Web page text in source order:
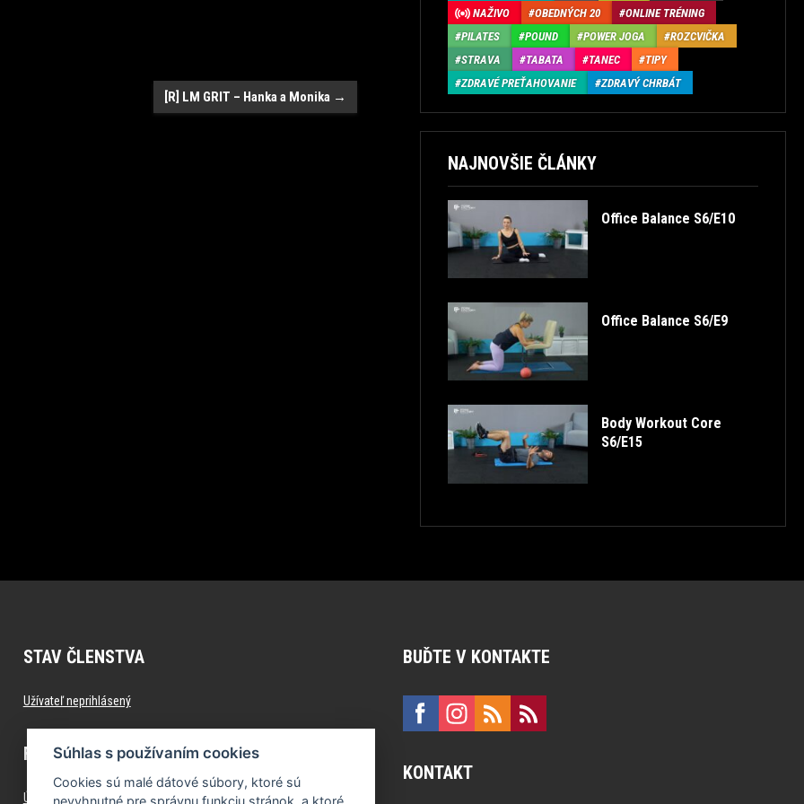
[R] LM GRIT – Hanka a Monika →
NAŽIVO
OBEDNÝCH 20
ONLINE TRÉNING
PILATES
POUND POWER JOGA
ROZCVIČKA
STRAVA
TABATA TANEC
TIPY
ZDRAVÉ PREŤAHOVANIE
ZDRAVÝ CHRBÁT
NAJNOVŠIE ČLÁNKY
Office Balance S6/E10
Office Balance S6/E9
Body Workout Core
S6/E15
STAV ČLENSTVA
Užívateľ neprihlásený
FITNESS.FORMFACTORY.SK
Úvod
BUĎTE V KONTAKTE
KONTAKT
Súhlas s používaním cookies
Cookies sú malé dátové súbory, ktoré sú
nevyhnutné pre správnu funkciu stránok, a ktoré